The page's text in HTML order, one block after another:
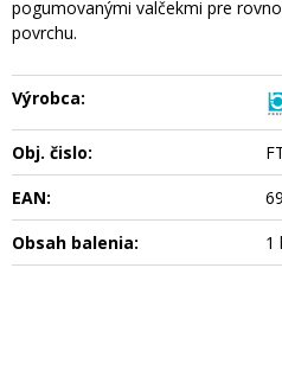
pogumovanými valčekmi pre
povrchu.
Výrobca:
Obj. čislo:
EAN:
Obsah balenia:
1